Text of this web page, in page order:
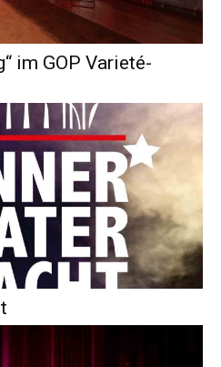
im GOP Varieté-